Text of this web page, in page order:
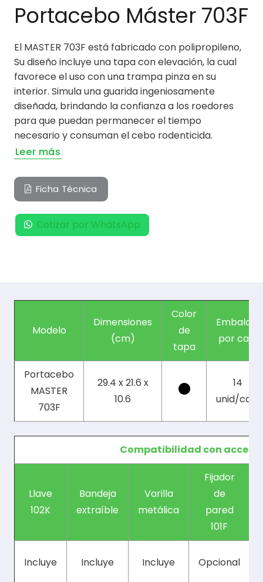
Portacebo Máster 703F
El MASTER 703F está fabricado con polipropileno,
Su diseño incluye una tapa con elevación, la cual
favorece el uso con una trampa pinza en su
interior. Simula una guarida ingeniosamente
diseñada, brindando la confianza a los roedores
para que puedan permanecer el tiempo
necesario y consuman el cebo rodenticida.
Leer más
Ficha Técnica
Cotizar por WhatsApp
Modelo
Dimensiones
(cm)
Color
de
tapa
Embalaje
por caja
Portacebo
MASTER
703F
29.4 x 21.6 x
10.6
14
unid/caja
Compatibilidad con
Llave
102K
Bandeja
extraíble
Varilla
metálica
Fijador
de
pared
101F
Incluye Incluye Incluye Opcional